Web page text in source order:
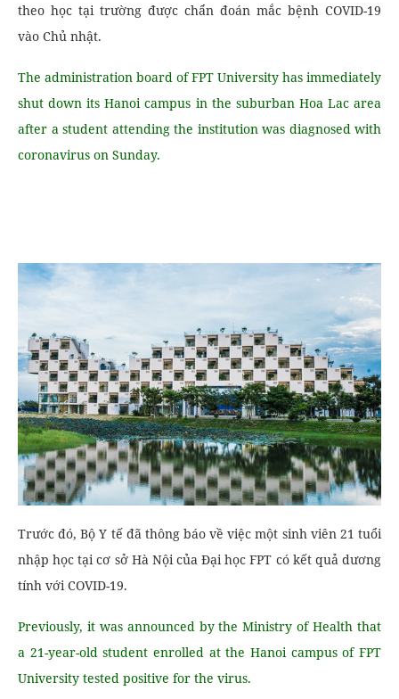
theo học tại trường được chẩn đoán mắc bệnh COVID-19
vào Chủ nhật.
The administration board of FPT University has immediately
shut down its Hanoi campus in the suburban Hoa Lac area
after a student attending the institution was diagnosed with
coronavirus on Sunday.
Trước đó, Bộ Y tế đã thông báo về việc một sinh viên 21 tuổi
nhập học tại cơ sở Hà Nội của Đại học FPT có kết quả dương
tính với COVID-19.
Previously, it was announced by the Ministry of Health that
a 21-year-old student enrolled at the Hanoi campus of FPT
University tested positive for the virus.